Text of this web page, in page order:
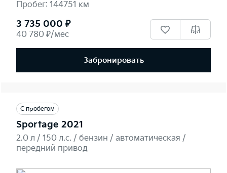
Пробег: 144751 км
3 735 000 ₽
40 780 ₽/мес
Забронировать
С пробегом
Sportage 2021
2.0 л / 150 л.c. / бензин / автоматическая /
передний привод